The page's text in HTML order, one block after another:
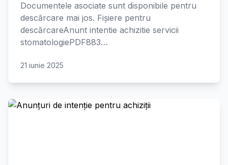
Documentele asociate sunt disponibile pentru
descărcare mai jos. Fișiere pentru
descărcareAnunt intentie achizitie servicii
stomatologiePDF883…
21 iunie 2025